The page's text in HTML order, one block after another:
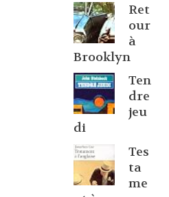
Ret
our
à
Brooklyn
Ten
dre
jeu
di
Tes
ta
me